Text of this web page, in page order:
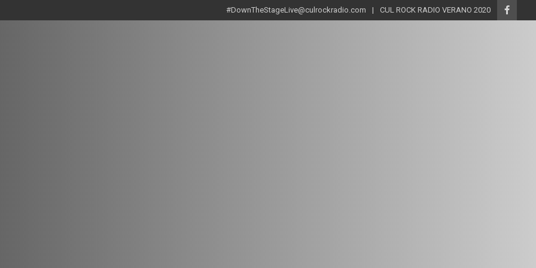
#DownTheStageLive@culrockradio.com CUL ROCK RADIO VERANO 2020